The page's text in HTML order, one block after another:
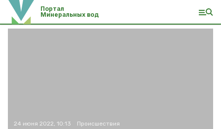
Портал
Минеральных вод
24 июня 2022, 10:13
Происшествия